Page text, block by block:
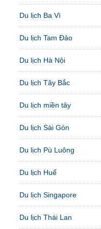
Du lịch Ba Vì
Du lịch Tam Đảo
Du lịch Hà Nội
Du lịch Tây Bắc
Du lịch miền tây
Du lịch Sài Gòn
Du lịch Pù Luông
Du lịch Huế
Du lịch Singapore
Du lịch Thái Lan